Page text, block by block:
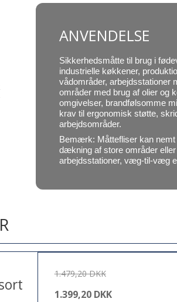
ANVENDELSE
Sikkerhedsmåtte til brug i
industrielle køkkener,
vådområder, arbejdsstationer
områder med brug af olier og
omgivelser, brandfølsomme
krav til ergonomisk støtte,
arbejdsområder.
Bemærk: Måttefliser kan
dækning af store områder
arbejdsstationer, væg-til-væg
1.479,20 DKK
1.399,20 DKK